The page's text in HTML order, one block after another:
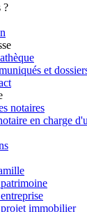
?
et
notaires
en charge
immobilier